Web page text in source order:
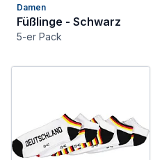
Damen
Füßlinge - Schwarz
5-er Pack